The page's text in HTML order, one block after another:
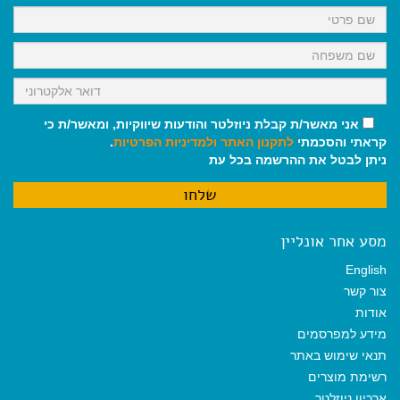
k
p
m
אני מאשר/ת קבלת ניוזלטר והודעות שיווקיות, ומאשר/ת כי
קראתי והסכמתי לתקנון האתר ולמדיניות הפרטיות.
ניתן לבטל את ההרשמה בכל עת
מסע אחר אונליין
English
צור קשר
אודות
מידע למפרסמים
תנאי שימוש באתר
רשימת מוצרים